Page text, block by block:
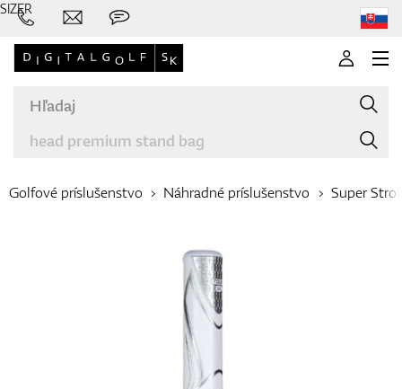
Palice
Golfové príslušenstvo Náhradné príslušenstvo Super
SIZER